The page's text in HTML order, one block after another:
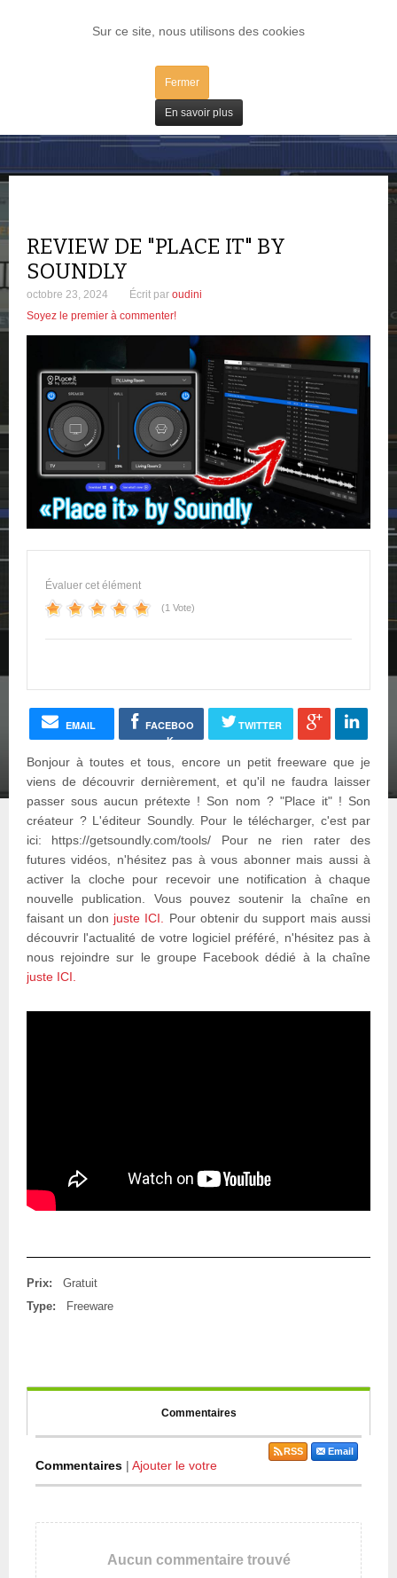
Sur ce site, nous utilisons des cookies
Fermer
En savoir plus
LOG IN
REVIEW DE "PLACE IT" BY
SOUNDLY
octobre 23, 2024 Écrit par oudini
Soyez le premier à commenter!
Évaluer cet élément
(1 Vote)
EMAIL
FACEBOO
K
TWITTER
Bonjour à toutes et tous, encore un petit freeware que je
viens de découvrir dernièrement, et qu'il ne faudra laisser
passer sous aucun prétexte ! Son nom ? "Place it" ! Son
créateur ? L'éditeur Soundly. Pour le télécharger, c'est par
ici: https://getsoundly.com/tools/ Pour ne rien rater des
futures vidéos, n'hésitez pas à vous abonner mais aussi à
activer la cloche pour recevoir une notification à chaque
nouvelle publication. Vous pouvez soutenir la chaîne en
faisant un don juste ICI. Pour obtenir du support mais aussi
découvrir l'actualité de votre logiciel préféré, n'hésitez pas à
nous rejoindre sur le groupe Facebook dédié à la chaîne
juste ICI.
Prix:
Gratuit
Type:
Freeware
Commentaires
Commentaires | Ajouter le votre
Email
RSS
Aucun commentaire trouvé